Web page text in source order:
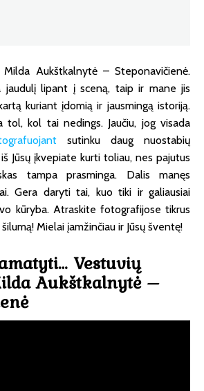
Aukštkalnytė – Steponavičienė.
jaudulį lipant į sceną, taip ir mane jis
kuriant įdomią ir jausmingą istoriją.
tol, kol tai nedings. Jaučiu, jog visada
sutinku daug nuostabių
Jūsų įkvepiate kurti toliau, nes pajutus
tampa prasminga. Dalis manęs
Gera daryti tai, kuo tiki ir galiausiai
kūryba. Atraskite fotografijose tikrus
Mielai įamžinčiau ir Jūsų šventę!
Vestuvių
Aukštkalnytė –